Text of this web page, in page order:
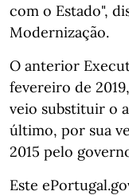
com o Estado",
Modernização.
O anterior
fevereiro de
veio substituir o
último, por sua
2015 pelo
Este